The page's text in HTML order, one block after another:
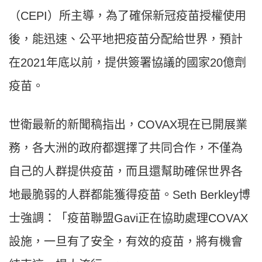
（CEPI）所主導，為了確保新冠疫苗授權使用
後，能迅速、公平地把疫苗分配給世界，預計
在2021年底以前，提供簽署協議的國家20億劑
疫苗。
世衛最新的新聞稿指出， COVAX現在已開展業
務，各大洲的政府都選擇了共同合作，不僅為
自己的人群提供疫苗，而且還幫助確保世界各
地最脆弱的人群都能獲得疫苗。 Seth Berkley博
士強調：「疫苗聯盟Gavi正在協助處理COVAX
設施，一旦有了安全，有效的疫苗，將有機會